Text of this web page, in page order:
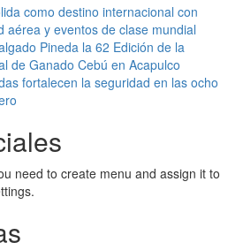
como destino internacional con
aérea y eventos de clase mundial
Pineda la 62 Edición de la
de Ganado Cebú en Acapulco
fortalecen la seguridad en las ocho
need to create menu and assign it to